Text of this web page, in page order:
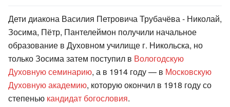
Дети диакона Василия Петровича Трубачёва - Николай,
Зосима, Пётр, Пантелеймон получили начальное
образование в Духовном училище г. Никольска, но
только Зосима затем поступил в Вологодскую
Духовную семинарию, а в 1914 году — в Московскую
Духовную академию, которую окончил в 1918 году со
степенью кандидат богословия.